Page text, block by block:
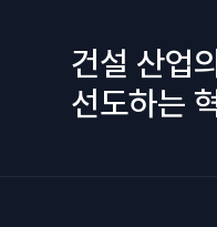
건설 산업
선도하는